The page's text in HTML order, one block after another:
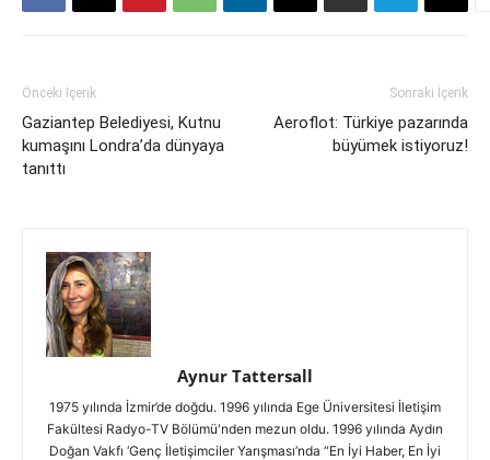
Önceki İçerik
Gaziantep Belediyesi, Kutnu
kumaşını Londra’da dünyaya
tanıttı
Sonraki İçerik
Aeroflot: Türkiye pazarında
büyümek istiyoruz!
Aynur Tattersall
1975 yılında İzmir’de doğdu. 1996 yılında Ege Üniversitesi İletişim
Fakültesi Radyo-TV Bölümü'nden mezun oldu. 1996 yılında Aydın
Doğan Vakfı ‘Genç İletişimciler Yarışması’nda “En İyi Haber, En İyi